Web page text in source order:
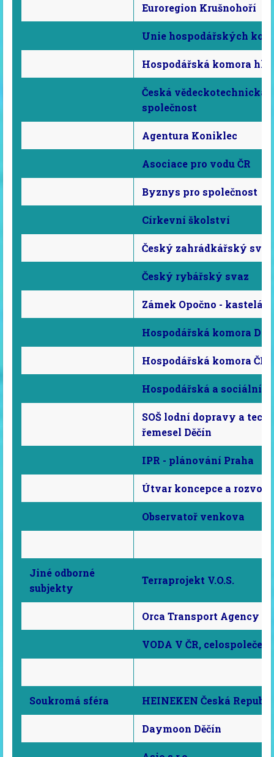
Euroregion Krušnohoří
Unie hospodářských
Hospodářská komora
Česká vědeckotechnická
společnost
Agentura Koniklec
Asociace pro vodu ČR
Byznys pro společnost
Církevní školství
Český zahrádkářský svaz
Český rybářský svaz
Zámek Opočno - kastelán
Hospodářská komora DC
Hospodářská komora ČR
Hospodářská a sociální
SOŠ lodní dopravy a
řemesel Děčín
IPR - plánování Praha
Útvar koncepce a rozvoje
Observatoř venkova
Jiné odborné
subjekty
Terraprojekt V.O.S.
Orca Transport Agency
VODA V ČR,
Soukromá sféra HEINEKEN Česká
Daymoon Děčín